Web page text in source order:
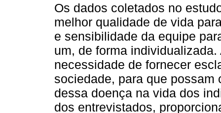
Os dados coletados no
melhor qualidade de vida
e sensibilidade da equipe
um, de forma
necessidade de fornecer
sociedade, para que possam
dessa doença na vida dos
dos entrevistados,